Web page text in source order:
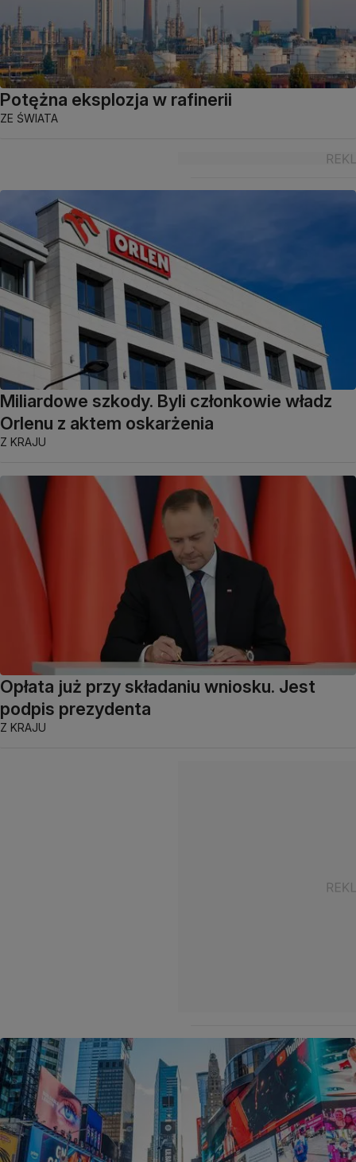
Potężna eksplozja w rafinerii
ZE ŚWIATA
Miliardowe szkody. Byli członkowie władz
Orlenu z aktem oskarżenia
Z KRAJU
Opłata już przy składaniu wniosku. Jest
podpis prezydenta
Z KRAJU